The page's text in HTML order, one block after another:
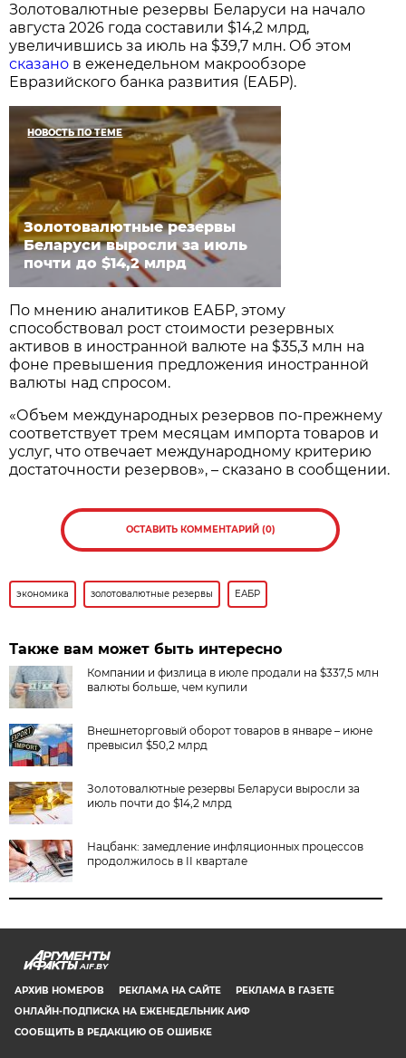
Золотовалютные резервы Беларуси на начало
августа 2026 года составили $14,2 млрд,
увеличившись за июль на $39,7 млн. Об этом
сказано в еженедельном макрообзоре
Евразийского банка развития (ЕАБР).
НОВОСТЬ ПО ТЕМЕ
Золотовалютные резервы
Беларуси выросли за июль
почти до $14,2 млрд
По мнению аналитиков ЕАБР, этому
способствовал рост стоимости резервных
активов в иностранной валюте на $35,3 млн на
фоне превышения предложения иностранной
валюты над спросом.
«Объем международных резервов по-прежнему
соответствует трем месяцам импорта товаров и
услуг, что отвечает международному критерию
достаточности резервов», – сказано в сообщении.
ОСТАВИТЬ КОММЕНТАРИЙ (0)
экономика золотовалютные резервы ЕАБР
Также вам может быть интересно
Компании и физлица в июле продали на $337,5 млн
валюты больше, чем купили
Внешнеторговый оборот товаров в январе – июне
превысил $50,2 млрд
Золотовалютные резервы Беларуси выросли за
июль почти до $14,2 млрд
Нацбанк: замедление инфляционных процессов
продолжилось в II квартале
AIF.BY
АРХИВ НОМЕРОВ РЕКЛАМА НА САЙТЕ
РЕКЛАМА В ГАЗЕТЕ
ОНЛАЙН-ПОДПИСКА НА ЕЖЕНЕДЕЛЬНИК АИФ
СООБЩИТЬ В РЕДАКЦИЮ ОБ ОШИБКЕ